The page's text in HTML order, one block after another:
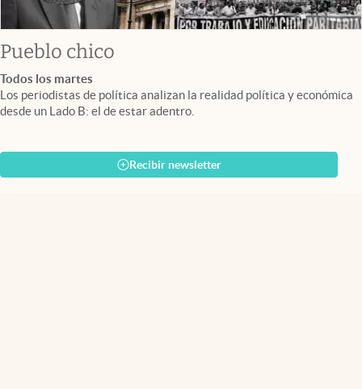
Pueblo chico
Todos los martes
Los periodistas de política analizan la realidad política y económica
desde un Lado B: el de estar adentro.
Recibir newsletter